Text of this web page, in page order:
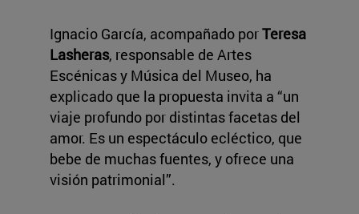
Ignacio García, acompañado porTeresa
Lasheras, responsable de Artes
Escénicas y Música del Museo, ha
explicado que la propuesta invita a “un
viaje profundo por distintas facetas del
amor. Es un espectáculo ecléctico, que
bebe de muchas fuentes, y ofrece una
visión patrimonial”.